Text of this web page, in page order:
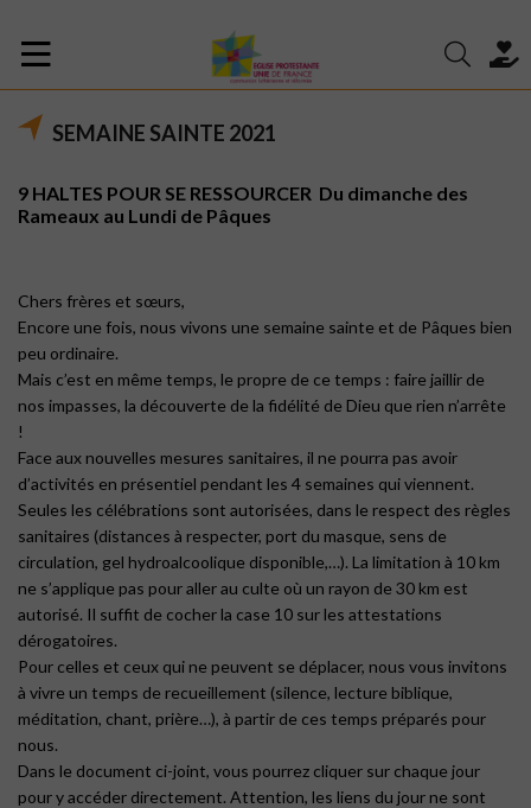
SEMAINE SAINTE 2021
9 HALTES POUR SE RESSOURCER Du dimanche des
Rameaux au Lundi de Pâques
Chers frères et sœurs,
Encore une fois, nous vivons une semaine sainte et de Pâques bien
peu ordinaire.
Mais c’est en même temps, le propre de ce temps : faire jaillir de
nos impasses, la découverte de la fidélité de Dieu que rien n’arrête
!
Face aux nouvelles mesures sanitaires, il ne pourra pas avoir
d’activités en présentiel pendant les 4 semaines qui viennent.
Seules les célébrations sont autorisées, dans le respect des règles
sanitaires (distances à respecter, port du masque, sens de
circulation, gel hydroalcoolique disponible,…). La limitation à 10 km
ne s’applique pas pour aller au culte où un rayon de 30 km est
autorisé. Il suffit de cocher la case 10 sur les attestations
dérogatoires.
Pour celles et ceux qui ne peuvent se déplacer, nous vous invitons
à vivre un temps de recueillement (silence, lecture biblique,
méditation, chant, prière…), à partir de ces temps préparés pour
nous.
Dans le document ci-joint, vous pourrez cliquer sur chaque jour
pour y accéder directement. Attention, les liens du jour ne sont